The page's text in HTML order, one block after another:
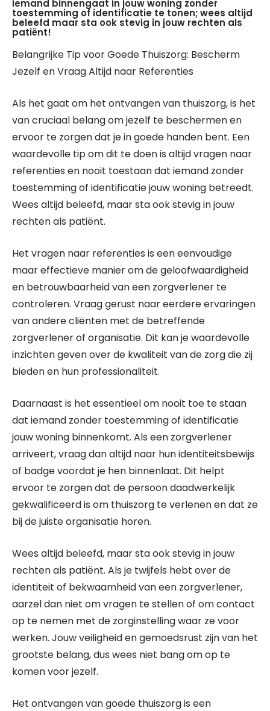
iemand binnengaat in jouw woning zonder
toestemming of identificatie te tonen; wees altijd
beleefd maar sta ook stevig in jouw rechten als
patiënt!
Belangrijke Tip voor Goede Thuiszorg: Bescherm
Jezelf en Vraag Altijd naar Referenties
Als het gaat om het ontvangen van thuiszorg, is het
van cruciaal belang om jezelf te beschermen en
ervoor te zorgen dat je in goede handen bent. Een
waardevolle tip om dit te doen is altijd vragen naar
referenties en nooit toestaan dat iemand zonder
toestemming of identificatie jouw woning betreedt.
Wees altijd beleefd, maar sta ook stevig in jouw
rechten als patiënt.
Het vragen naar referenties is een eenvoudige
maar effectieve manier om de geloofwaardigheid
en betrouwbaarheid van een zorgverlener te
controleren. Vraag gerust naar eerdere ervaringen
van andere cliënten met de betreffende
zorgverlener of organisatie. Dit kan je waardevolle
inzichten geven over de kwaliteit van de zorg die zij
bieden en hun professionaliteit.
Daarnaast is het essentieel om nooit toe te staan
dat iemand zonder toestemming of identificatie
jouw woning binnenkomt. Als een zorgverlener
arriveert, vraag dan altijd naar hun identiteitsbewijs
of badge voordat je hen binnenlaat. Dit helpt
ervoor te zorgen dat de persoon daadwerkelijk
gekwalificeerd is om thuiszorg te verlenen en dat ze
bij de juiste organisatie horen.
Wees altijd beleefd, maar sta ook stevig in jouw
rechten als patiënt. Als je twijfels hebt over de
identiteit of bekwaamheid van een zorgverlener,
aarzel dan niet om vragen te stellen of om contact
op te nemen met de zorginstelling waar ze voor
werken. Jouw veiligheid en gemoedsrust zijn van het
grootste belang, dus wees niet bang om op te
komen voor jezelf.
Het ontvangen van goede thuiszorg is een